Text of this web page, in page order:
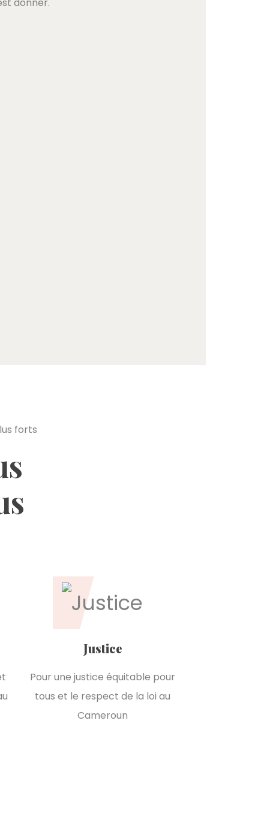
Justice
Pour une justice équitable pour
tous et le respect de la loi au
Cameroun